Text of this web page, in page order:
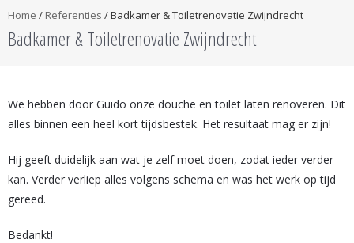
Home / Referenties /Badkamer & Toiletrenovatie Zwijndrecht
Badkamer & Toiletrenovatie Zwijndrecht
We hebben door Guido onze douche en toilet laten renoveren. Dit
alles binnen een heel kort tijdsbestek. Het resultaat mag er zijn!
Hij geeft duidelijk aan wat je zelf moet doen, zodat ieder verder
kan. Verder verliep alles volgens schema en was het werk op tijd
gereed.
Bedankt!